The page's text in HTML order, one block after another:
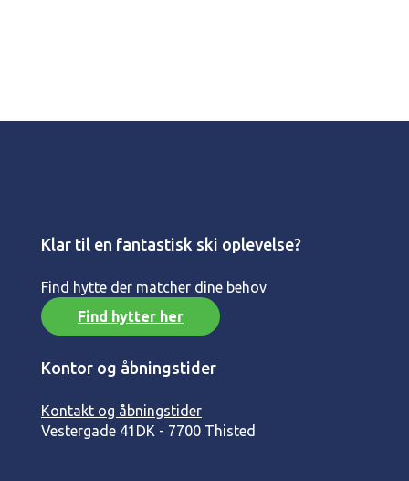
Klar til en fantastisk ski oplevelse?
Find hytte der matcher dine behov
Find hytter her
Kontor og åbningstider
Kontakt og åbningstider
Vestergade 41 DK - 7700 Thisted